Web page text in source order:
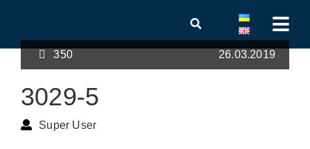
350 26.03.2019
3029-5
Super User